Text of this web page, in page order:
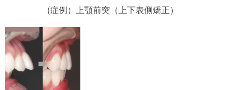
(症例）上顎前突（上下表側矯正）